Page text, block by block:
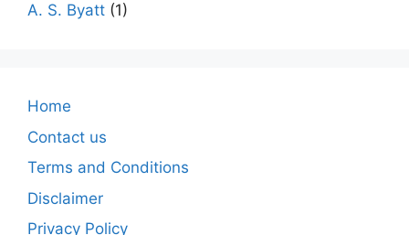
A. S. Byatt (1)
Home
Contact us
Terms and Conditions
Disclaimer
Privacy Policy